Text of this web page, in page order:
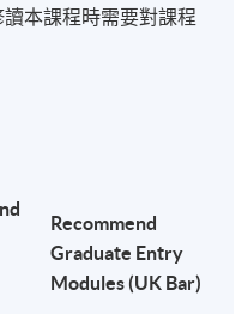
HKD9,300
[ENROL
Evidence的預備課
科課程
冊“
Legal System and
本課程時需要對課程
Recommend
Graduate Entry
Modules (UK Bar)